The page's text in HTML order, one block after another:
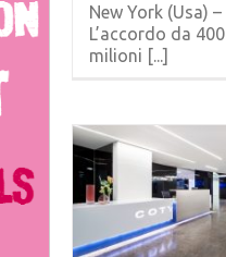
New York (Usa) –
L’accordo da 400
milioni [...]
Strumann è
nominato
vicepresidente
esecutivo per
l’Europa